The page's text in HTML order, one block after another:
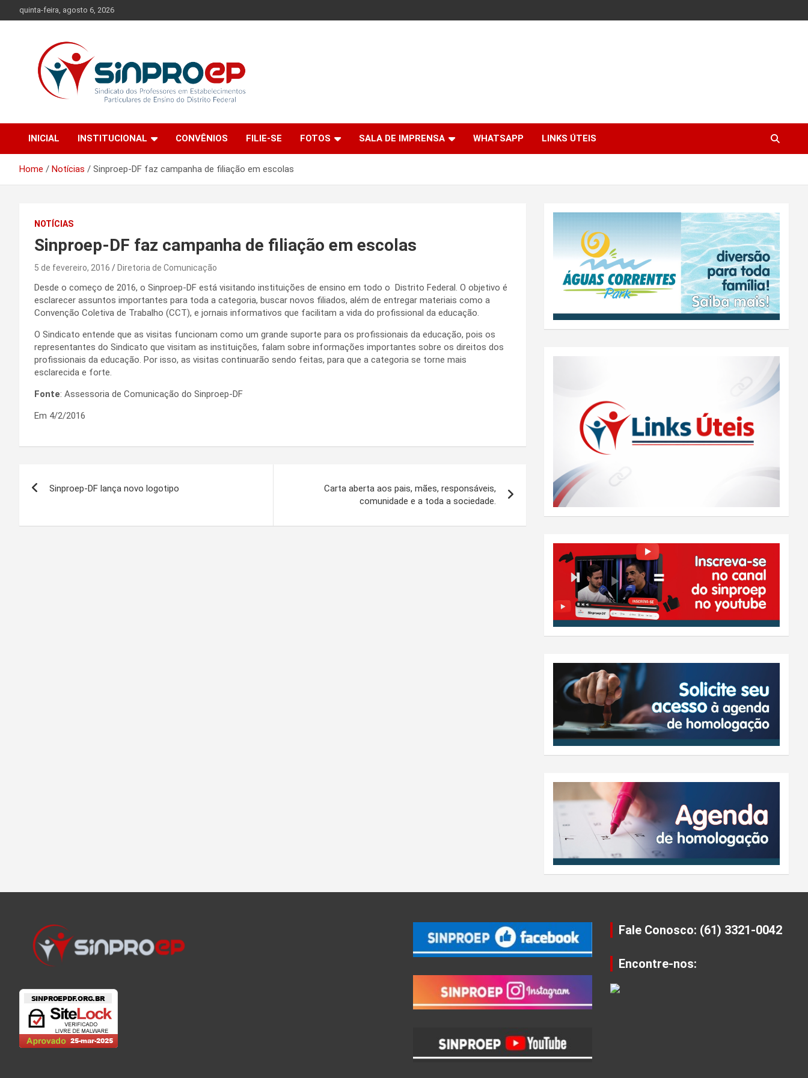
to
quinta-feira, agosto 6, 2026
Sinproep-DF
de Ensino do Distrito Federal
INICIAL
INSTITUCIONAL CONVÊNIOS FILIE-SE FOTOS SALA DE IMPRENSA WHATSAPP LINKS ÚTEIS
Home Notícias Sinproep-DF faz campanha de filiação em escolas
NOTÍCIAS
Sinproep-DF faz campanha de filiação em escolas
5 de fevereiro, 2016 Diretoria de Comunicação
Desde o começo de 2016, o Sinproep-DF está visitando instituições de ensino em todo o Distrito Federal. O objetivo é
esclarecer assuntos importantes para toda a categoria, buscar novos filiados, além de entregar materiais como a
Convenção Coletiva de Trabalho (CCT), e jornais informativos que facilitam a vida do profissional da educação.
O Sindicato entende que as visitas funcionam como um grande suporte para os profissionais da educação, pois os
representantes do Sindicato que visitam as instituições, falam sobre informações importantes sobre os direitos dos
profissionais da educação. Por isso, as visitas continuarão sendo feitas, para que a categoria se torne mais
esclarecida e forte.
Fonte: Assessoria de Comunicação do Sinproep-DF
Em 4/2/2016
Post
Sinproep-DF lança novo logotipo
Carta aberta aos pais, mães, responsáveis,
comunidade e a toda a sociedade.
Fale Conosco: (61) 3321-0042
Encontre-nos: